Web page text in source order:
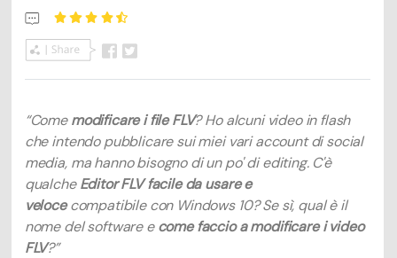
“Come modificare i file FLV? Ho alcuni video in flash
che intendo pubblicare sui miei vari account di social
media, ma hanno bisogno di un po' di editing. C'è
qualche Editor FLV facile da usare e
veloce compatibile con Windows 10? Se sì, qual è il
nome del software e come faccio a modificare i video
FLV?”